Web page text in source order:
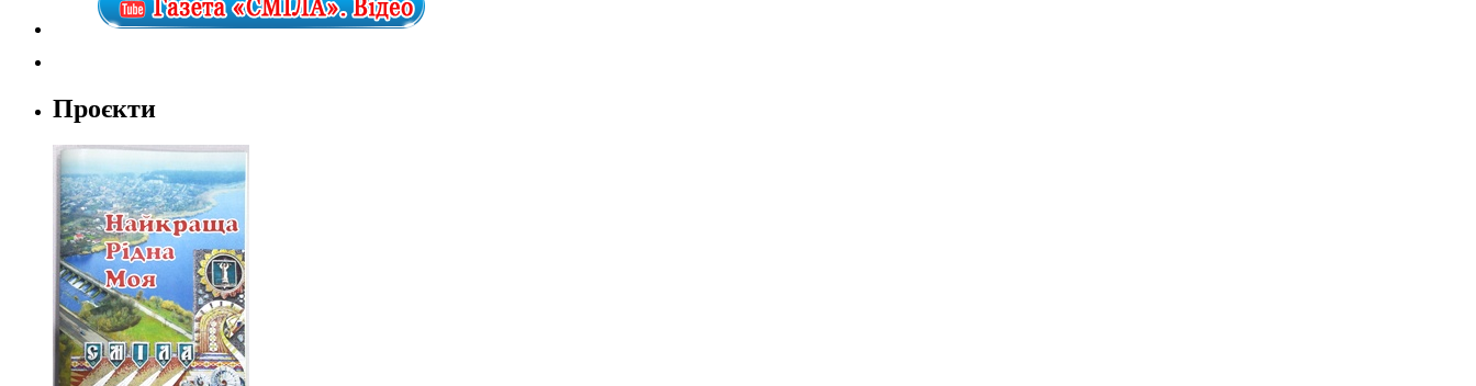
Проєкти